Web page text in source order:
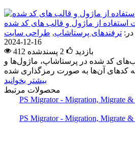
از ماژول و قالب های کد شده
ترفندهای پرستاشاپ, طراحی سایت
2024-12-16
412 بازدید
2 پسندشده
کد شده در پرستاشاپ، ماژول‌ها و
بیشتر بخوانید
محصولات مرتبط